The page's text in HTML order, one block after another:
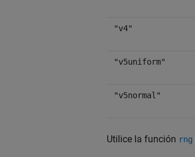
"v4"
"v5uniform"
"v5normal"
Utilice la función rng